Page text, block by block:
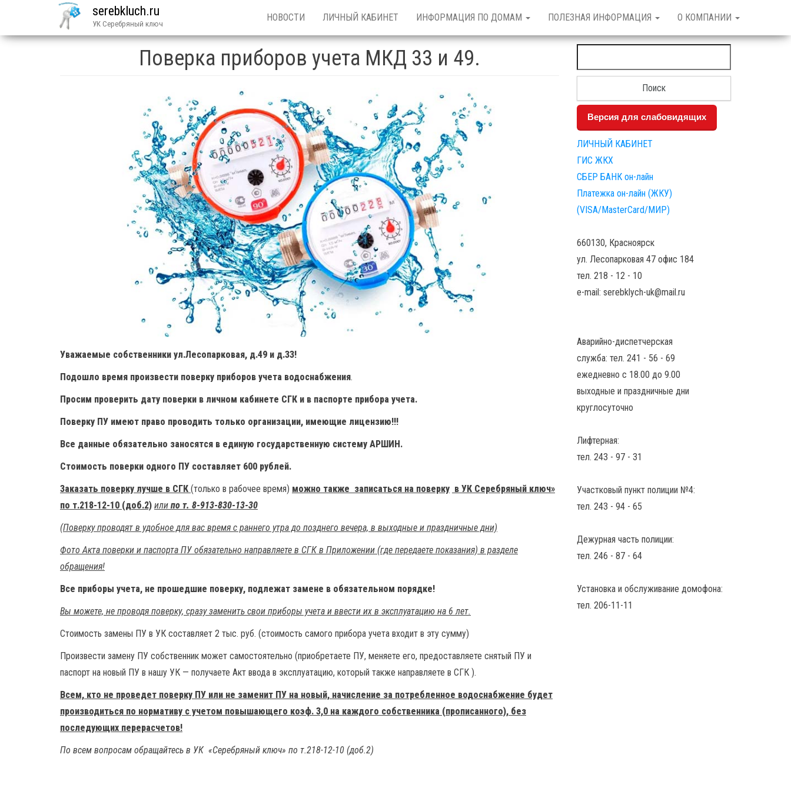
serebkluch.ru
УК Серебряный ключ
НОВОСТИ ЛИЧНЫЙ КАБИНЕТ ИНФОРМАЦИЯ ПО ДОМАМ ПОЛЕЗНАЯ ИНФОРМАЦИЯ О КОМПАНИИ
Поверка приборов учета МКД 33 и 49.
Уважаемые собственники ул.Лесопарковая, д.49 и д.33!
Подошло время произвести поверку приборов учета водоснабжения.
Просим проверить дату поверки в личном кабинете СГК и в паспорте прибора учета.
Поверку ПУ имеют право проводить только организации, имеющие лицензию!!!
Все данные обязательно заносятся в единую государственную систему АРШИН.
Стоимость поверки одного ПУ составляет 600 рублей.
Заказать поверку лучше в СГК (только в рабочее время) можно также записаться на поверку в УК Серебряный ключ»
по т.218-12-10 (доб.2) или по т. 8-913-830-13-30
(Поверку проводят в удобное для вас время с раннего утра до позднего вечера, в выходные и праздничные дни)
Фото Акта поверки и паспорта ПУ обязательно направляете в СГК в Приложении (где передаете показания) в разделе
обращения!
Все приборы учета, не прошедшие поверку, подлежат замене в обязательном порядке!
Вы можете, не проводя поверку, сразу заменить свои приборы учета и ввести их в эксплуатацию на 6 лет.
Стоимость замены ПУ в УК составляет 2 тыс. руб. (стоимость самого прибора учета входит в эту сумму)
Произвести замену ПУ собственник может самостоятельно (приобретаете ПУ, меняете его, предоставляете снятый ПУ и
паспорт на новый ПУ в нашу УК — получаете Акт ввода в эксплуатацию, который также направляете в СГК ).
Всем, кто не проведет поверку ПУ или не заменит ПУ на новый, начисление за потребленное водоснабжение будет
производиться по нормативу с учетом повышающего коэф. 3,0 на каждого собственника (прописанного), без
последующих перерасчетов!
По всем вопросам обращайтесь в УК «Серебряный ключ» по т.218-12-10 (доб.2)
Версия для слабовидящих
ЛИЧНЫЙ КАБИНЕТ
ГИС ЖКХ
СБЕР БАНК он-лайн
Платежка он-лайн (ЖКУ)
(VISA/MasterCard/МИР)
660130, Красноярск
ул. Лесопарковая 47 офис 184
тел. 218 - 12 - 10
e-mail: serebklych-uk@mail.ru
Аварийно-диспетчерская
служба: тел. 241 - 56 - 69
ежедневно с 18.00 до 9.00
выходные и праздничные дни
круглосуточно
Лифтерная:
тел. 243 - 97 - 31
Участковый пункт полиции №4:
тел. 243 - 94 - 65
Дежурная часть полиции:
тел. 246 - 87 - 64
Установка и обслуживание домофона:
тел. 206-11-11